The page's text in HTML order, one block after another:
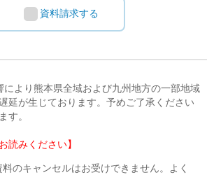
資料請求する
より熊本県全域および九州地方の一部地域
延が生じております。予めご了承ください
す。
読みください】
のキャンセルはお受けできません。よく